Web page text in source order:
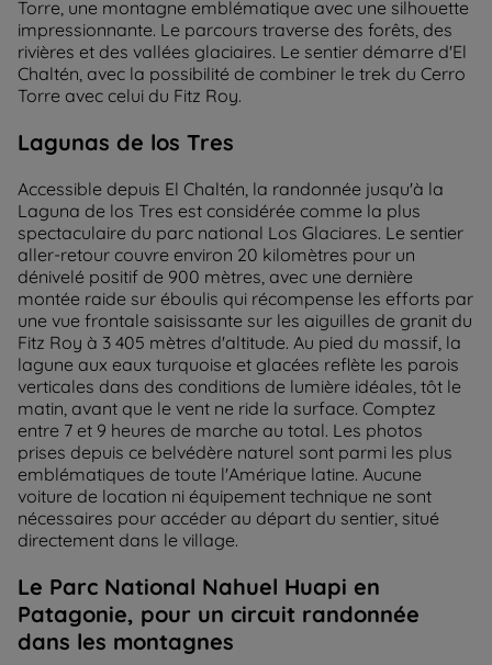
Torre, une montagne emblématique avec une silhouette
impressionnante. Le parcours traverse des forêts, des
rivières et des vallées glaciaires. Le sentier démarre d'El
Chaltén, avec la possibilité de combiner le trek du Cerro
Torre avec celui du Fitz Roy.
Lagunas de los Tres
Accessible depuis El Chaltén, la randonnée jusqu'à la
Laguna de los Tres est considérée comme la plus
spectaculaire du parc national Los Glaciares. Le sentier
aller-retour couvre environ 20 kilomètres pour un
dénivelé positif de 900 mètres, avec une dernière
montée raide sur éboulis qui récompense les efforts par
une vue frontale saisissante sur les aiguilles de granit du
Fitz Roy à 3 405 mètres d'altitude. Au pied du massif, la
lagune aux eaux turquoise et glacées reflète les parois
verticales dans des conditions de lumière idéales, tôt le
matin, avant que le vent ne ride la surface. Comptez
entre 7 et 9 heures de marche au total. Les photos
prises depuis ce belvédère naturel sont parmi les plus
emblématiques de toute l'Amérique latine. Aucune
voiture de location ni équipement technique ne sont
nécessaires pour accéder au départ du sentier, situé
directement dans le village.
Le Parc National Nahuel Huapi en
Patagonie, pour un circuit randonnée
dans les montagnes